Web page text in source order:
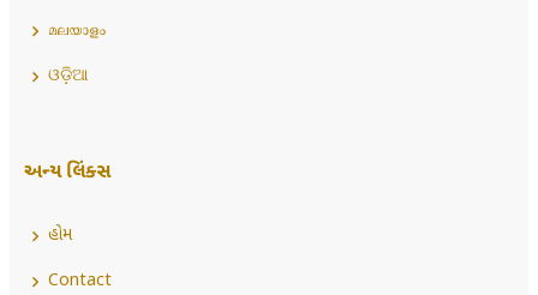
മലയാളം
ଓଡ଼ିଆ
અન્ય લિંક્સ
હોમ
Contact